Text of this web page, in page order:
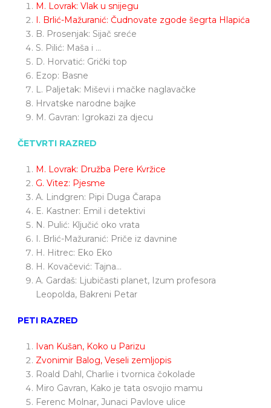
M. Lovrak: Vlak u snijegu
I. Brlić-Mažuranić: Čudnovate zgode šegrta Hlapića
B. Prosenjak: Sijač sreće
S. Pilić: Maša i …
D. Horvatić: Grički top
Ezop: Basne
L. Paljetak: Miševi i mačke naglavačke
Hrvatske narodne bajke
M. Gavran: Igrokazi za djecu
ČETVRTI RAZRED
M. Lovrak: Družba Pere Kvržice
G. Vitez: Pjesme
A. Lindgren: Pipi Duga Čarapa
E. Kastner: Emil i detektivi
N. Pulić: Ključić oko vrata
I. Brlić-Mažuranić: Priče iz davnine
H. Hitrec: Eko Eko
H. Kovačević: Tajna…
A. Gardaš: Ljubičasti planet, Izum profesora
Leopolda, Bakreni Petar
PETI RAZRED
Ivan Kušan, Koko u Parizu
Zvonimir Balog, Veseli zemljopis
Roald Dahl, Charlie i tvornica čokolade
Miro Gavran, Kako je tata osvojio mamu
Ferenc Molnar, Junaci Pavlove ulice